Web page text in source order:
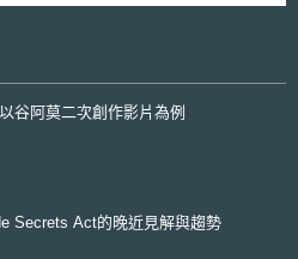
散布販賣猥褻物品罪起訴，但台北地院
。 檢方上訴智慧財產
台大教授黃銘傑鑑定，鑑定認為其中3
，已屬具原創性的著作，遂改判違反
片不能享有著作權，主要是採納最高
的除在保障個人或法人智慧之著作，使
谷阿莫二次創作影片為例
Secrets Act的晚近見解與趨勢